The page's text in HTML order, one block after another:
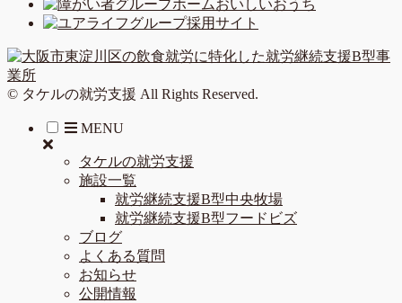
© タケルの就労支援 All Rights Reserved.
MENU
タケルの就労支援
施設一覧
就労継続支援B型中央牧場
就労継続支援B型フードビズ
ブログ
よくある質問
お知らせ
公開情報